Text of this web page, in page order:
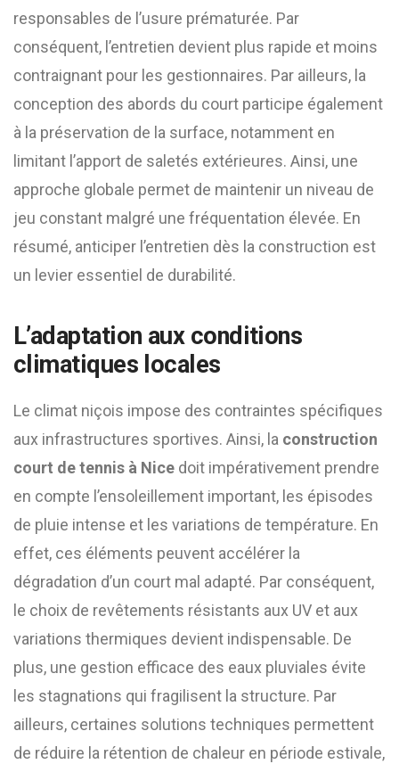
responsables de l’usure prématurée. Par
conséquent, l’entretien devient plus rapide et moins
contraignant pour les gestionnaires. Par ailleurs, la
conception des abords du court participe également
à la préservation de la surface, notamment en
limitant l’apport de saletés extérieures. Ainsi, une
approche globale permet de maintenir un niveau de
jeu constant malgré une fréquentation élevée. En
résumé, anticiper l’entretien dès la construction est
un levier essentiel de durabilité.
L’adaptation aux conditions
climatiques locales
Le climat niçois impose des contraintes spécifiques
aux infrastructures sportives. Ainsi, la construction
court de tennis à Nice doit impérativement prendre
en compte l’ensoleillement important, les épisodes
de pluie intense et les variations de température. En
effet, ces éléments peuvent accélérer la
dégradation d’un court mal adapté. Par conséquent,
le choix de revêtements résistants aux UV et aux
variations thermiques devient indispensable. De
plus, une gestion efficace des eaux pluviales évite
les stagnations qui fragilisent la structure. Par
ailleurs, certaines solutions techniques permettent
de réduire la rétention de chaleur en période estivale,